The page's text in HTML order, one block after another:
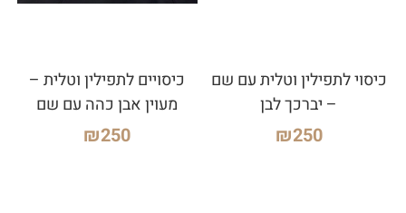
כיסוי לתפילין וטלית עם שם
– יברכך לבן
₪250
כיסויים לתפילין וטלית –
מעוין אבן כהה עם שם
₪250